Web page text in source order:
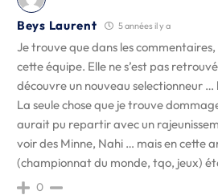
Beys Laurent 5 années il y a
Je trouve que dans les
cette équipe. Elle ne s’est pas
découvre un nouveau selectionneur …
La seule chose que je trouve
aurait pu repartir avec un
voir des Minne, Nahi … mais en cette
(championnat du monde, tqo, jeux)
0